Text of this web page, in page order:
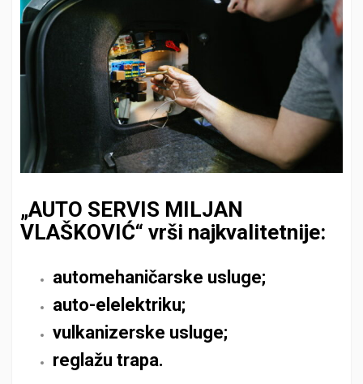
„AUTO SERVIS MILJAN
VLAŠKOVIĆ“ vrši najkvalitetnije:
automehaničarske usluge;
auto-elelektriku;
vulkanizerske usluge;
reglažu trapa.